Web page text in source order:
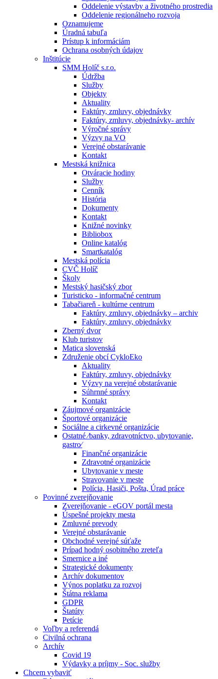
Oddelenie výstavby a životného prostredia
Oddelenie regionálneho rozvoja
Oznamujeme
Úradná tabuľa
Prístup k informáciám
Ochrana osobných údajov
Inštitúcie
SMM Holíč s.r.o.
Údržba
Služby
Objekty
Aktuality
Faktúry, zmluvy, objednávky
Faktúry, zmluvy, objednávky- archív
Výročné správy
Výzvy na VO
Verejné obstarávanie
Kontakt
Mestská knižnica
Otváracie hodiny
Služby
Cenník
História
Dokumenty
Kontakt
Knižné novinky
Bibliobox
Online katalóg
Smartkatalóg
Mestská polícia
CVČ Holíč
Školy
Mestský hasičský zbor
Turisticko - informačné centrum
Tabačiareň - kultúrne centrum
Faktúry, zmluvy, objednávky – archiv
Faktúry, zmluvy, objednávky
Zberný dvor
Klub turistov
Matica slovenská
Združenie obcí CykloEko
Aktuality
Faktúry, zmluvy, objednávky
Výzvy na verejné obstarávanie
Súhrnné správy
Kontakt
Záujmové organizácie
Športové organizácie
Sociálne a cirkevné organizácie
Ostatné ⁄banky, zdravotníctvo, ubytovanie,
gastro⁄
Finančné organizácie
Zdravotné organizácie
Ubytovanie v meste
Stravovanie v meste
Polícia, Hasiči, Pošta, Úrad práce
Povinné zverejňovanie
Zverejňovanie - eGOV portál mesta
Úspešné projekty mesta
Zmluvné prevody
Verejné obstarávanie
Obchodné verejné súťaže
Prípad hodný osobitného zreteľa
Smernice a iné
Strategické dokumenty
Archív dokumentov
Výnos poplatku za rozvoj
Štátna reklama
GDPR
Štatúty
Petície
Voľby a referendá
Civilná ochrana
Archív
Covid 19
Výdavky a príjmy - Soc. služby
Chcem vybaviť